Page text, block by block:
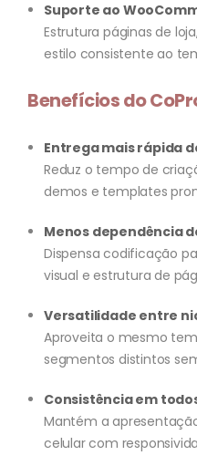
Suporte ao
Estrutura páginas de
estilo consistente ao
Benefícios do
Entrega mais rápida
Reduz o tempo de
demos e templates
Menos dependência
Dispensa codificação
visual e estrutura de
Versatilidade entre
Aproveita o mesmo
segmentos distintos
Consistência em
Mantém a
celular com